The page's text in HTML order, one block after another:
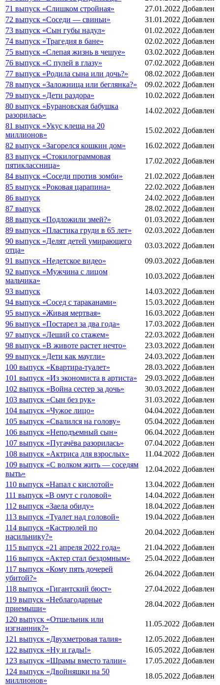
71 выпуск «Слишком стройная»
27.01.2022 Добавлен
72 выпуск «Соседи — свиньи»
31.01.2022 Добавлен
73 выпуск «Сын губы надул»
01.02.2022 Добавлен
74 выпуск «Трагедия в бане»
02.02.2022 Добавлен
75 выпуск «Слепая жизнь в чешуе»
03.02.2022 Добавлен
76 выпуск «С пулей в глазу»
07.02.2022 Добавлен
77 выпуск «Родила сына или дочь?»
08.02.2022 Добавлен
78 выпуск «Заложница или беглянка?»
09.02.2022 Добавлен
79 выпуск «Дети раздора»
10.02.2022 Добавлен
80 выпуск «Бурановская бабушка
разорилась»
14.02.2022 Добавлен
81 выпуск «Укус клеща на 20
миллионов»
15.02.2022 Добавлен
82 выпуск «Загорелся кошкин дом»
16.02.2022 Добавлен
83 выпуск «Стокилограммовая
пятиклассница»
17.02.2022 Добавлен
84 выпуск «Соседи против зомби»
21.02.2022 Добавлен
85 выпуск «Роковая царапина»
22.02.2022 Добавлен
86 выпуск
24.02.2022 Добавлен
87 выпуск
28.02.2022 Добавлен
88 выпуск «Подложили змей?»
01.03.2022 Добавлен
89 выпуск «Пластика груди в 65 лет»
02.03.2022 Добавлен
90 выпуск «Делят детей умирающего
отца»
03.03.2022 Добавлен
91 выпуск «Недетское видео»
09.03.2022 Добавлен
92 выпуск «Мужчина с лицом
мальчика»
10.03.2022 Добавлен
93 выпуск
14.03.2022 Добавлен
94 выпуск «Сосед с тараканами»
15.03.2022 Добавлен
95 выпуск «Живая мертвая»
16.03.2022 Добавлен
96 выпуск «Постарел за два года»
17.03.2022 Добавлен
97 выпуск «Леший со стажем»
22.03.2022 Добавлен
98 выпуск «В животе растет нечто»
23.03.2022 Добавлен
99 выпуск «Дети как маугли»
24.03.2022 Добавлен
100 выпуск «Квартира-туалет»
28.03.2022 Добавлен
101 выпуск «Из экономиста в артиста»
29.03.2022 Добавлен
102 выпуск «Война сестер за дочь»
30.03.2022 Добавлен
103 выпуск «Сын без рук»
31.03.2022 Добавлен
104 выпуск «Чужое лицо»
04.04.2022 Добавлен
105 выпуск «Свалился на голову»
05.04.2022 Добавлен
106 выпуск «Неподъемный сын»
06.04.2022 Добавлен
107 выпуск «Пугачёва разорилась»
07.04.2022 Добавлен
108 выпуск «Актриса для взрослых»
11.04.2022 Добавлен
109 выпуск «С волком жить — соседям
выть»
12.04.2022 Добавлен
110 выпуск «Напал с кислотой»
13.04.2022 Добавлен
111 выпуск «В омут с головой»
14.04.2022 Добавлен
112 выпуск «Заела обиду»
18.04.2022 Добавлен
113 выпуск «Туалет над головой»
19.04.2022 Добавлен
114 выпуск «Кастрюлей по
насильнику?»
20.04.2022 Добавлен
115 выпуск «21 апреля 2022 года»
21.04.2022 Добавлен
116 выпуск «Актер стал бездомным»
25.04.2022 Добавлен
117 выпуск «Кому пять дочерей
убитой?»
26.04.2022 Добавлен
118 выпуск «Гигантский бюст»
27.04.2022 Добавлен
119 выпуск «Неблагодарные
приемыши»
28.04.2022 Добавлен
120 выпуск «Отшельник или
изгнанник?»
11.05.2022 Добавлен
121 выпуск «Двухметровая талия»
12.05.2022 Добавлен
122 выпуск «Ну и гады!»
16.05.2022 Добавлен
123 выпуск «Шрамы вместо талии»
17.05.2022 Добавлен
124 выпуск «Двойняшки на 50
миллионов»
18.05.2022 Добавлен